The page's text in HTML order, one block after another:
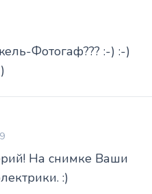
Фотогаф??? :-) :-)
На снимке Ваши
:)